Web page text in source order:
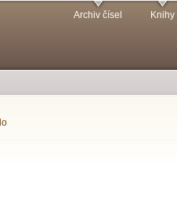
Archiv čísel Knihy